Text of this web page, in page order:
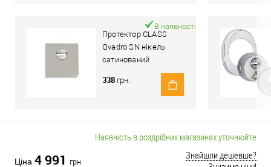
Протектор CLASS
Qvadro SN нікель
сатинований
В наявності
338 грн.
Наявність в роздрібних магазинах уточнюйте
Ціна 4 991 грн.
Знайшли дешевше?